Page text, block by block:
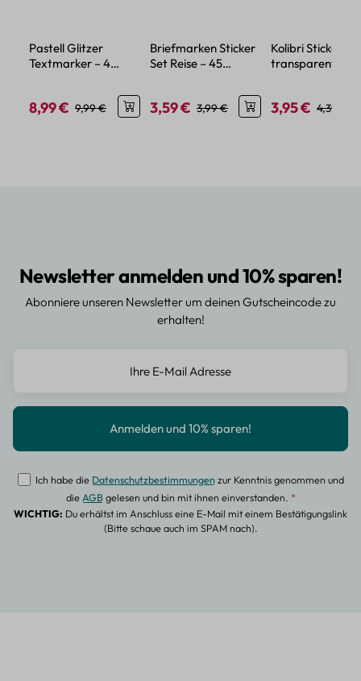
Pastell Glitzer
Textmarker – 4
Verkaufspreis:
8,99 € Regulärer Preis:
9,99 €
Briefmarken Sticker
Set Reise – 45
Verkaufspreis:
3,59 € Regulärer Preis:
3,99 €
Kolibri Sticker
transparent – 50
Verkaufspreis:
3,95 € 4,39 €
Newsletter anmelden und 10% sparen!
Abonniere unseren Newsletter um deinen Gutscheincode zu
erhalten!
Ich habe die Datenschutzbestimmungenzur Kenntnis genommen und
dieAGBgelesen und bin mit ihnen einverstanden. *
WICHTIG: Du erhältst im Anschluss eine E-Mail mit einem Bestätigungslink
(Bitte schaue auch im SPAM nach).